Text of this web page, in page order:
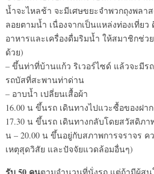
น้ำจะไหลช้า จะมีเศษขยะจำพวกถุงพลา
ลอยตามน้ำ เนื่องจากเป็นแหล่งท่องเที่ย
อาหารและเครื่องดื่มริมน้ำ ให้สมาชิกช่ว
ด้วย)
– ขึ้นท่าที่บ้านแก้ว ริเวอร์ไซด์ แล้วจะมี
รถบัสที่สะพานท่าด่าน
– อาบน้ำ เปลี่ยนเสื้อผ้า
16.00 น ขึ้นรถ เดินทางไปแวะซื้อของฝา
17.30 น ขึ้นรถ เดินทางกลับโดยสวัสดิภา
น – 20.00 น ขึ้นอยู่กับสภาพการจราจร ค
เหตุสุดวิสัย และปัจจัยแวดล้อมอื่นๆ)